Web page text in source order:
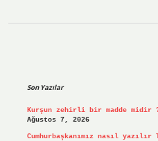
Son Yazılar
Kurşun zehirli bir madde midir
Ağustos 7, 2026
Cumhurbaşkanımız nasıl yazılır